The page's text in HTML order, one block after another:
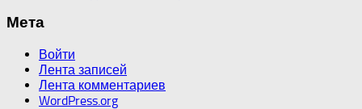
Мета
Войти
Лента записей
Лента комментариев
WordPress.org